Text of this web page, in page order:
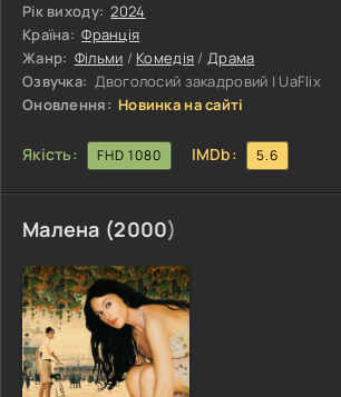
таке може бути? Втім, це неважливо,
інше питання: діві здається, що її смерть
непоміченою. Скандалістка розлючена,
до загальної уваги. Чоловік, який є
Рік виходу: 2024
Країна: Франція
Жанр: Фільми / Комедія /Драма
Озвучка: Двоголосий закадровий | UaFlix
Оновлення: Новинка на сайті
Якість: FHD 1080 IMDb: 5.6
Малена (2000)